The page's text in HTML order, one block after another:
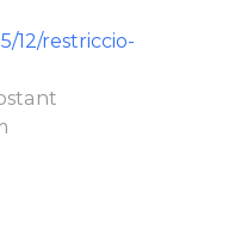
12/restriccio-